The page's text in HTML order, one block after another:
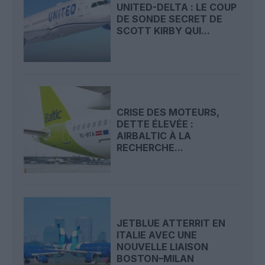
UNITED-DELTA : LE COUP
DE SONDE SECRET DE
SCOTT KIRBY QUI...
CRISE DES MOTEURS,
DETTE ÉLEVÉE :
AIRBALTIC À LA
RECHERCHE...
JETBLUE ATTERRIT EN
ITALIE AVEC UNE
NOUVELLE LIAISON
BOSTON–MILAN